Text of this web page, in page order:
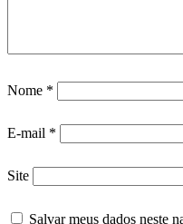
Nome *
E-mail *
Site
Salvar meus dados neste